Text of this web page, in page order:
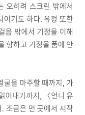
오히려 스크린 밖에서
이기도 하다. 유정 또한
음 밖에서 기정을 이해
향하고 기정을 품에 안
굴을 마주할 때까지, 가
어내기까지, 〈언니 유
조금은 먼 곳에서 시작